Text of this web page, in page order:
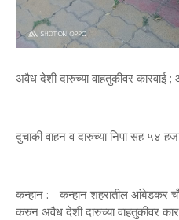
अवैध देशी दारुच्या वाहतुकीवर कारवाई ;
दुचाकी वाहन व दारुच्या निपा सह ५४
कन्हान : - कन्हान शहरातील आंबेडकर
करुन अवैध देशी दारुच्या वाहतुकीवर